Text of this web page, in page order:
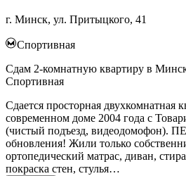
г. Минск, ул. Притыцкого, 41
Спортивная
Сдам 2-комнатную квартиру в
Спортивная
Сдается просторная двухкомнатная
современном доме 2004 года с
(чистый подъезд, видеодомофон).
обновления! Жили только
ортопедический матрас, диван,
покраска стен, стулья…